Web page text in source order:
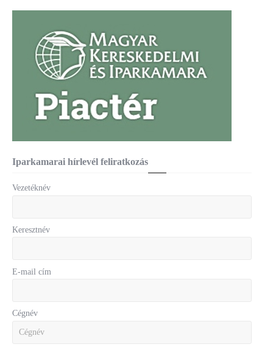
Iparkamarai hírlevél feliratkozás
Vezetéknév
Keresztnév
E-mail cím
Cégnév